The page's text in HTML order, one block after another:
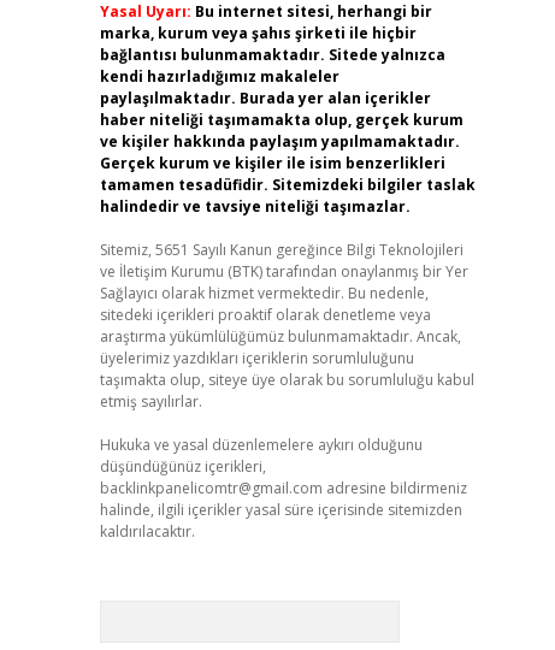
Yasal Uyarı: Bu internet sitesi, herhangi bir
marka, kurum veya şahıs şirketi ile hiçbir
bağlantısı bulunmamaktadır. Sitede yalnızca
kendi hazırladığımız makaleler
paylaşılmaktadır. Burada yer alan içerikler
haber niteliği taşımamakta olup, gerçek kurum
ve kişiler hakkında paylaşım yapılmamaktadır.
Gerçek kurum ve kişiler ile isim benzerlikleri
tamamen tesadüfidir. Sitemizdeki bilgiler taslak
halindedir ve tavsiye niteliği taşımazlar.
Sitemiz, 5651 Sayılı Kanun gereğince Bilgi Teknolojileri
ve İletişim Kurumu (BTK) tarafından onaylanmış bir Yer
Sağlayıcı olarak hizmet vermektedir. Bu nedenle,
sitedeki içerikleri proaktif olarak denetleme veya
araştırma yükümlülüğümüz bulunmamaktadır. Ancak,
üyelerimiz yazdıkları içeriklerin sorumluluğunu
taşımakta olup, siteye üye olarak bu sorumluluğu kabul
etmiş sayılırlar.
Hukuka ve yasal düzenlemelere aykırı olduğunu
düşündüğünüz içerikleri,
backlinkpanelicomtr@gmail.com adresine bildirmeniz
halinde, ilgili içerikler yasal süre içerisinde sitemizden
kaldırılacaktır.